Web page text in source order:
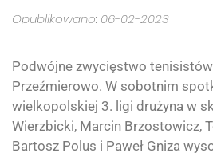
Opublikowano: 06-02-2023
Podwójne zwycięstwo
Przeźmierowo. W sobotnim
wielkopolskiej 3. ligi drużyna w
Wierzbicki, Marcin Brzostowicz,
Bartosz Polus i Paweł Gniza